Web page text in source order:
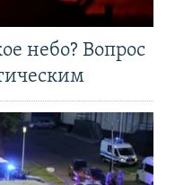
небо? Вопрос